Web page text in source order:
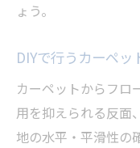
ょう。
DIYで行うカーペ
カーペットからフロ
用を抑えられる反面
地の水平・平滑性の